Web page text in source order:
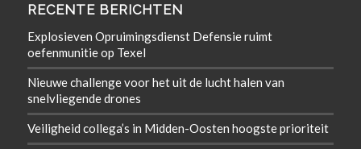
RECENTE BERICHTEN
Explosieven Opruimingsdienst Defensie ruimt
oefenmunitie op Texel
Nieuwe challenge voor het uit de lucht halen van
snelvliegende drones
Veiligheid collega’s in Midden-Oosten hoogste prioriteit